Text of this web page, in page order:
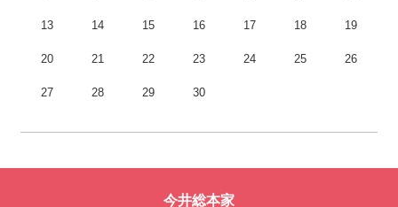
13 14 15 16 17 18 19
20 21 22 23 24 25 26
27 28 29 30
今井総本家